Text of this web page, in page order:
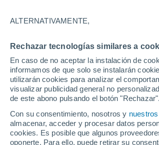
ALTERNATIVAMENTE,
Rechazar tecnologías similares a
En caso de no aceptar la instalación de
informamos de que solo se instalarán
utilizarán cookies para analizar el
visualizar publicidad general no
de este abono pulsando el botón "Rechazar".
Con su consentimiento, nosotros y
almacenar, acceder y procesar datos
cookies. Es posible que algunos
oponerte. Para ello, puede retirar su
Brasil
ECMWF América Sur -
Lat(+10..-30)
ECMWF América Sur -
GFS América Sur -
Lat(+10..-30)